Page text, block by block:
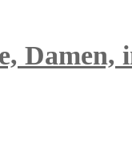
Damen,